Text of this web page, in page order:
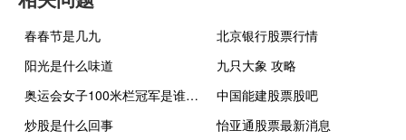
春春节是几九
北京银行股票行情
阳光是什么味道
九只大象 攻略
奥运会女子100米栏冠军是谁 2016里约奥运会100米
中国能建股票股吧
炒股是什么回事
怡亚通股票最新消息